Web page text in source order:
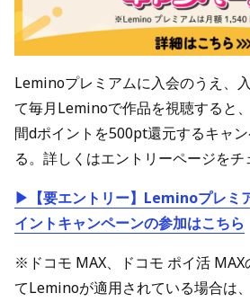
Leminoプレミアムに入会のうえ、
て毎月Leminoで作品を視聴すると
間dポイントを500pt還元するキャ
る。詳しくはエントリーページをチ
▶【要エントリー】Leminoプレミ
イントキャンペーンの参加はこちら
※ドコモ MAX、ドコモ ポイ活 MAX
てLeminoが適用されている場合は